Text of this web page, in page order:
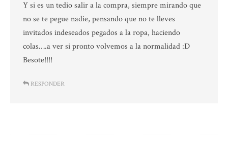
Y si es un tedio salir a la compra, siempre mirando que
no se te pegue nadie, pensando que no te lleves
invitados indeseados pegados a la ropa, haciendo
colas….a ver si pronto volvemos a la normalidad :D
Besote!!!!
RESPONDER